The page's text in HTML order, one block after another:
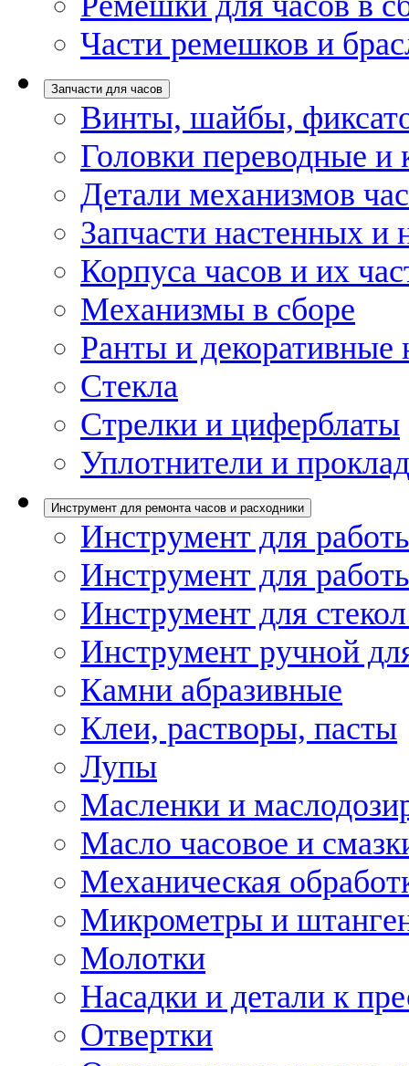
Части ремешков и
Запчасти для часов
Винты, шайбы,
Головки переводные и
Детали механизмов
Запчасти настенных и
Корпуса часов и их
Механизмы в сборе
Ранты и декоративные
Стекла
Стрелки и циферблаты
Уплотнители и
Инструмент для ремонта часов и расходники
Инструмент для
Инструмент для
Инструмент для
Инструмент ручной
Камни абразивные
Клеи, растворы, пасты
Лупы
Масленки и
Масло часовое и
Механическая
Микрометры и
Молотки
Насадки и детали к
Отвертки